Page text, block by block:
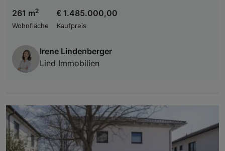
261 m2
Wohnfläche
€ 1.485.000,00
Kaufpreis
Irene Lindenberger
Lind Immobilien